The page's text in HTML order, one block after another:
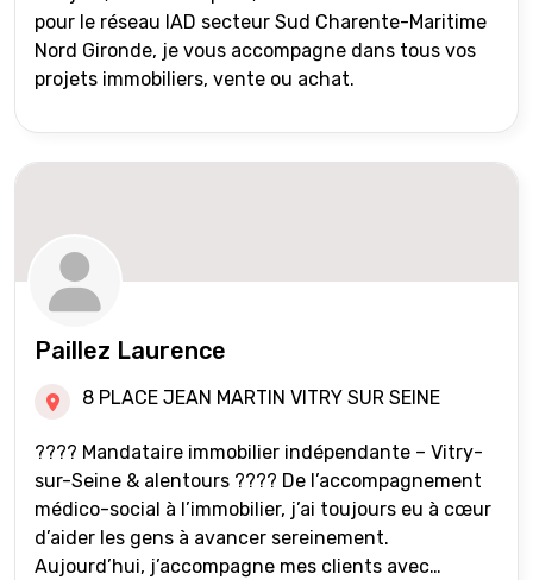
pour le réseau IAD secteur Sud Charente-Maritime
Nord Gironde, je vous accompagne dans tous vos
projets immobiliers, vente ou achat.
Paillez Laurence
8 PLACE JEAN MARTIN VITRY SUR SEINE
???? Mandataire immobilier indépendante – Vitry-
sur-Seine & alentours ???? De l’accompagnement
médico-social à l’immobilier, j’ai toujours eu à cœur
d’aider les gens à avancer sereinement.
Aujourd’hui, j’accompagne mes clients avec